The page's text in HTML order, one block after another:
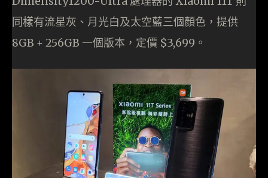
同樣有流星灰、月光白及太空藍三個顏色，提供
8GB + 256GB 一個版本，定價 $3,699。